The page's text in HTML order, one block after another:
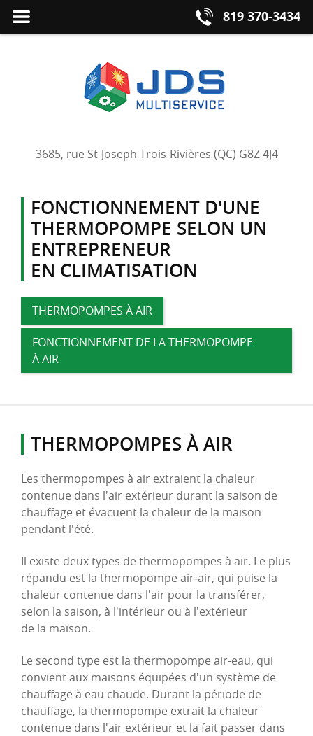
3685, rue St-Joseph Trois-Rivières (QC) G8Z 4J4
819 370-3434
FONCTIONNEMENT D'UNE
THERMOPOMPE SELON UN
ENTREPRENEUR
EN CLIMATISATION
THERMOPOMPES À AIR
FONCTIONNEMENT DE LA THERMOPOMPE
À AIR
THERMOPOMPES À AIR
Les thermopompes à air extraient la chaleur
contenue dans l'air extérieur durant la saison de
chauffage et évacuent la chaleur de la maison
pendant l'été.
Il existe deux types de thermopompes à air. Le plus
répandu est la thermopompe air‑air, qui puise la
chaleur contenue dans l'air pour la transférer,
selon la saison, à l'intérieur ou à l'extérieur
de la maison.
Le second type est la thermopompe air-eau, qui
convient aux maisons équipées d'un système de
chauffage à eau chaude. Durant la période de
chauffage, la thermopompe extrait la chaleur
contenue dans l'air extérieur et la fait passer dans